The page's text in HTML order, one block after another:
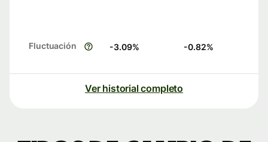
Fluctuación -3.09% -0.82%
Ver historial completo